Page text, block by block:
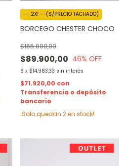
BORCEGO CHESTER CHOCO
$89.900,00
$165.000,00
46% OFF
6 x $14.983,33 sin interés
-- 2X1 --(S/PRECIO TACHADO)
$71.920,00 con
Transferencia o depósito
bancario
¡Solo quedan 2en stock!